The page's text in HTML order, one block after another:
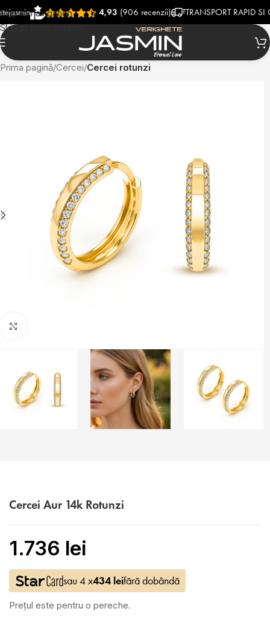
Skip to navigation
Skip to main content
4,93 (906 recenzii) TRANSPORT RAPID SI
Prima pagină Cercei Cercei rotunzi
Cercei Aur 14k Rotunzi
1.736 lei
sau 4 x434 leifără dobândă
Prețul este pentru o pereche.